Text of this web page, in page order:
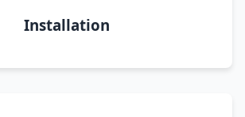
Installation